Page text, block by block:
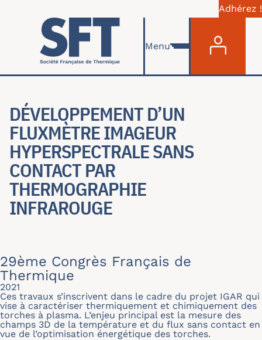
Aller au contenu principal
Adhérez !
Menu
DÉVELOPPEMENT D’UN
FLUXMÈTRE IMAGEUR
HYPERSPECTRALE SANS
CONTACT PAR
THERMOGRAPHIE
INFRAROUGE
29ème Congrès Français de
Thermique
2021
Ces travaux s’inscrivent dans le cadre du projet IGAR qui
vise à caractériser thermiquement et chimiquement des
torches à plasma. L’enjeu principal est la mesure des
champs 3D de la température et du flux sans contact en
vue de l’optimisation énergétique des torches.